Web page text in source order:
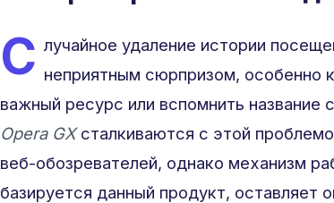
С лучайное удаление истории
неприятным сюрпризом, особенно
важный ресурс или вспомнить название
Opera GXсталкиваются с этой
веб-обозревателей, однако механизм
базируется данный продукт, оставляет